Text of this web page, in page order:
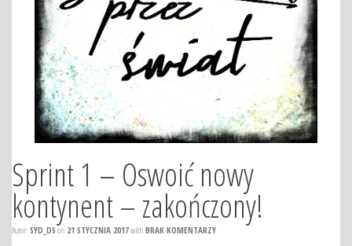
Sprint 1 – Oswoić nowy
kontynent – zakończony!
Autor: SYD_DS on 21 STYCZNIA 2017with BRAK KOMENTARZY